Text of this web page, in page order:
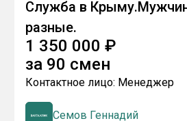
Служба в
разные.
1 350 000 ₽
за 90 смен
Контактное лицо: Менеджер
Семов Геннадий